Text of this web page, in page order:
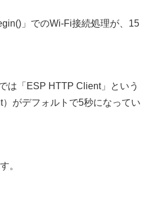
」でのWi-Fi接続処理が、15
は「ESP HTTP Client」という
がデフォルトで5秒になってい
。